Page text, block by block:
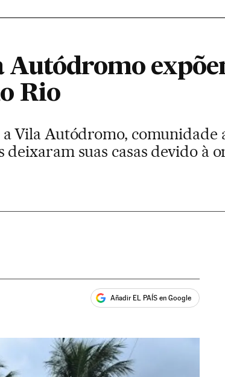
Autódromo
Rio
Vila Autódromo, comunidade
suas casas devido à
Añadir EL PAÍS en Google